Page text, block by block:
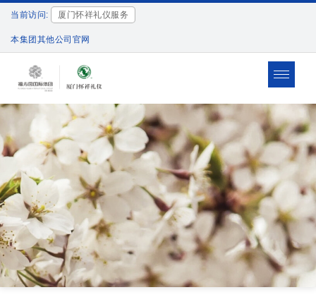
当前访问: 厦门怀祥礼仪服务
本集团其他公司官网
Toggle